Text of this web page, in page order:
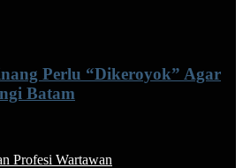
Perlu “Dikeroyok” Agar
Batam
Profesi Wartawan